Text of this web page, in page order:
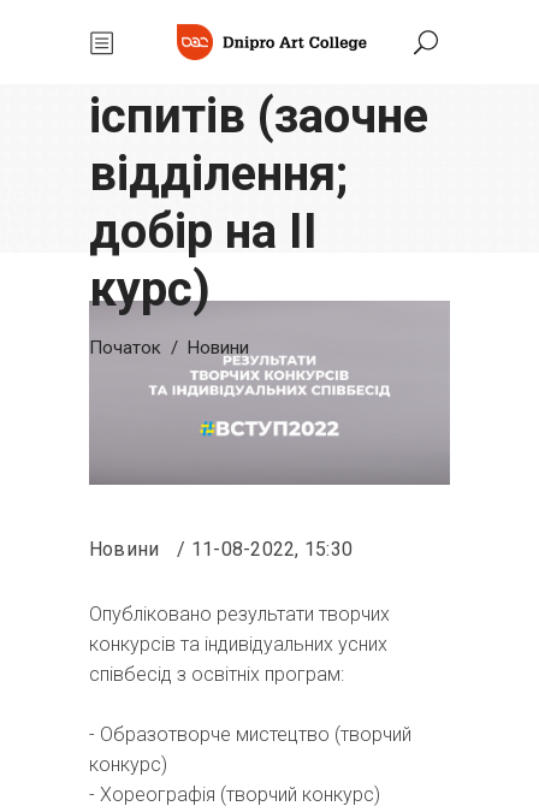
вступних
іспитів (заочне
відділення;
добір на ІІ
курс)
Початок / Новини
Новини 11-08-2022, 15:30
Опубліковано результати творчих
конкурсів та індивідуальних усних
співбесід з освітніх програм:
- Образотворче мистецтво (творчий
конкурс)
- Хореографія (творчий конкурс)